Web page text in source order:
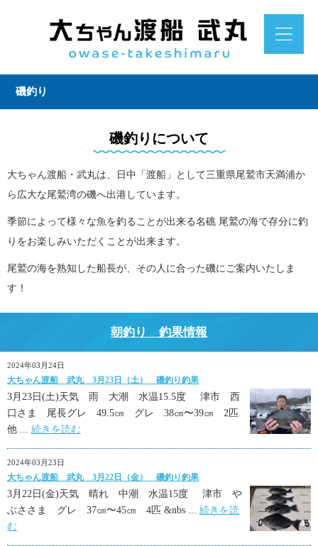
磯釣り
磯釣りについて
大ちゃん渡船・武丸は、日中「渡船」として三重県尾鷲市天満浦か
ら広大な尾鷲湾の磯へ出港しています。
季節によって様々な魚を釣ることが出来る名礁 尾鷲の海で存分に釣
りをお楽しみいただくことが出来ます。
尾鷲の海を熟知した船長が、その人に合った磯にご案内いたしま
す！
朝釣り 釣果情報
2024年03月24日
大ちゃん渡船 武丸 3月23日（土） 磯釣り釣果
3月23日(土)天気 雨 大潮 水温15.5度 津市 西
口さま 尾長グレ 49.5㎝ グレ 38㎝〜39㎝ 2匹
他 ... 続きを読む
2024年03月23日
大ちゃん渡船 武丸 3月22日（金） 磯釣り釣果
3月22日(金)天気 晴れ 中潮 水温15度 津市 や
ぶささま グレ 37㎝〜45㎝ 4匹 &nbs ... 続きを読
む